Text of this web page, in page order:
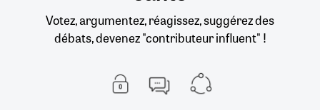
Votez, argumentez, réagissez, suggérez des
débats, devenez "contributeur influent" !